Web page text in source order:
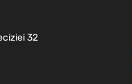
32